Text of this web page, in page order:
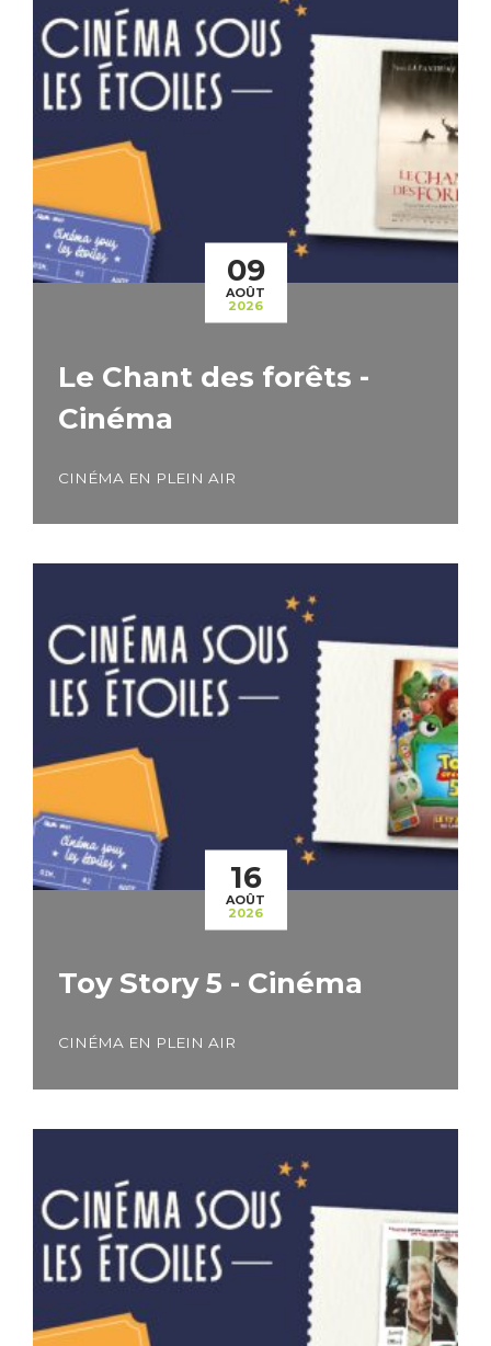
09
AOÛT
2026
Le Chant des forêts -
Cinéma
CINÉMA EN PLEIN AIR
16
AOÛT
2026
Toy Story 5 - Cinéma
CINÉMA EN PLEIN AIR